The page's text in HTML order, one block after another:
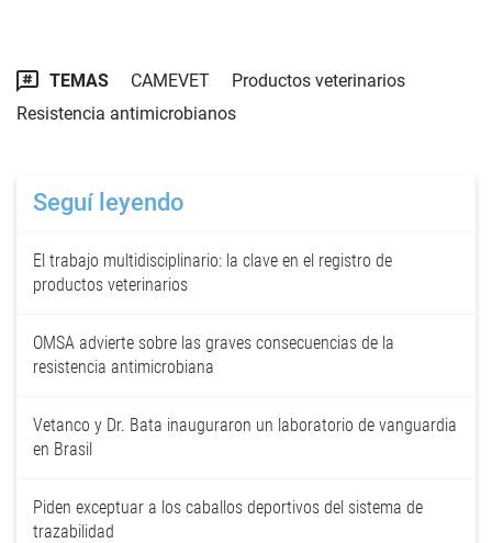
TEMAS CAMEVET
Productos veterinarios
Resistencia antimicrobianos
Seguí leyendo
El trabajo multidisciplinario: la clave en el registro de
productos veterinarios
OMSA advierte sobre las graves consecuencias de la
resistencia antimicrobiana
Vetanco y Dr. Bata inauguraron un laboratorio de vanguardia
en Brasil
Piden exceptuar a los caballos deportivos del sistema de
trazabilidad